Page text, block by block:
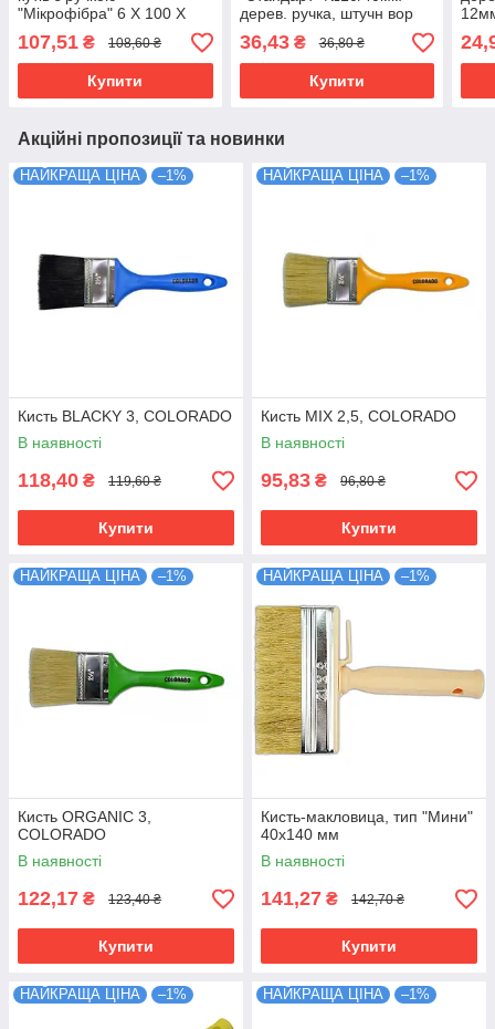
"Мікрофібра" 6 Х 100 Х
40мм
107,51 ₴ 108,60 ₴
Купити
дерев. ручка, штучн вор
36,43₴ 36,80 ₴
Купити
Акційні пропозиції та новинки
НАЙКРАЩА ЦІНА –1%
Кисть BLACKY 3, COLORADO
В наявності
118,40 ₴ 119,60 ₴
Купити
НАЙКРАЩА ЦІНА –1%
Кисть MIX 2,5, COLORADO
В наявності
95,83 ₴ 96,80 ₴
Купити
НАЙКРАЩА ЦІНА –1%
Кисть ORGANIC 3,
COLORADO
В наявності
122,17 ₴ 123,40 ₴
Купити
НАЙКРАЩА ЦІНА –1%
Кисть-макловица, тип "Мини"
40х140 мм
В наявності
141,27 ₴ 142,70 ₴
Купити
НАЙКРАЩА ЦІНА –1% НАЙКРАЩА ЦІНА –1%